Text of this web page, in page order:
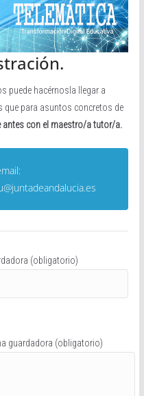
puede hacérnosla llegar a
para asuntos concretos de
antes con el maestro/a tutor/a.
(obligatorio)
guardadora (obligatorio)